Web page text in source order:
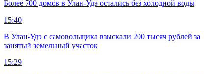
Более 700 домов в Улан-Удэ остались без холодной воды
15:40
В Улан-Удэ с самовольщика взыскали 200 тысяч рублей за
занятый земельный участок
15:29